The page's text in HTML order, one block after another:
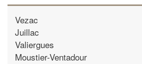
Vezac
Juillac
Valiergues
Moustier-Ventadour